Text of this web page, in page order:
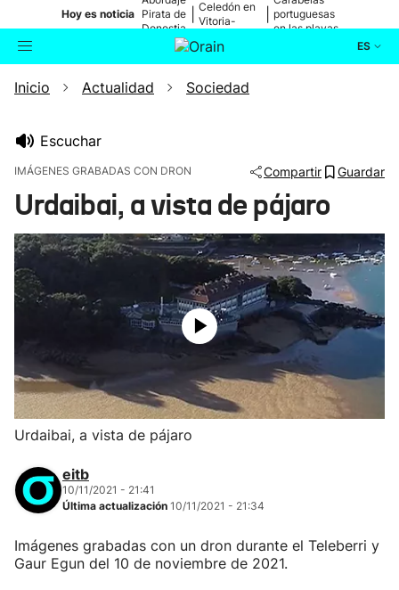
Hoy es noticia Pirata de
Donostia
Celedón en
Vitoria-
portuguesas
en las playas
ES
Buscador Actualidad
Ikusmiran
Eguraldia
Inicio Actualidad Sociedad
Escuchar
IMÁGENES GRABADAS CON DRON Compartir Guardar
Urdaibai, a vista de pájaro
Urdaibai, a vista de pájaro
eitb
10/11/2021 - 21:41
Última actualización 10/11/2021 - 21:34
Imágenes grabadas con un dron durante el Teleberri y
Gaur Egun del 10 de noviembre de 2021.